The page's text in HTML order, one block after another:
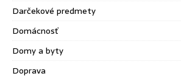
Darčekové predmety
Domácnosť
Domy a byty
Doprava